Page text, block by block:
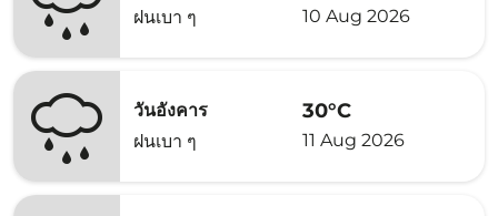
ฝนเบา ๆ
10 Aug 2026
วันอังคาร
ฝนเบา ๆ
30°C
11 Aug 2026